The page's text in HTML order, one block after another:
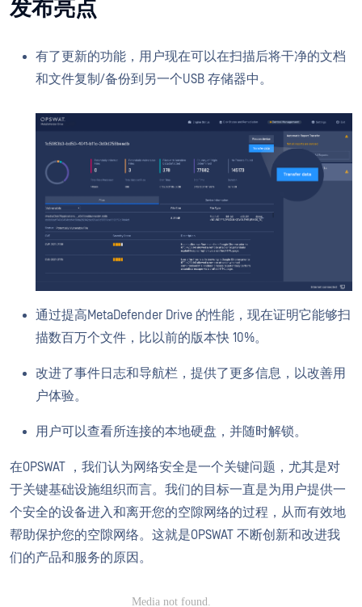
发布亮点
有了更新的功能，用户现在可以在扫描后将干净的文档
和文件复制/备份到另一个USB 存储器中。
通过提高MetaDefender Drive 的性能，现在证明它能够扫
描数百万个文件，比以前的版本快 10%。
改进了事件日志和导航栏，提供了更多信息，以改善用
户体验。
用户可以查看所连接的本地硬盘，并随时解锁。
在OPSWAT ，我们认为网络安全是一个关键问题，尤其是对
于关键基础设施组织而言。我们的目标一直是为用户提供一
个安全的设备进入和离开您的空隙网络的过程，从而有效地
帮助保护您的空隙网络。这就是OPSWAT 不断创新和改进我
们的产品和服务的原因。